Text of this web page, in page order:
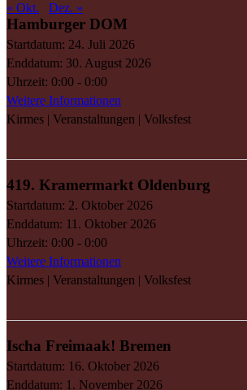
« Okt. Dez. »
Hamburger DOM
Startdatum: 24. Juli 2026
Enddatum: 30. August 2026
Uhrzeit: 0:00 - 0:00
Weitere Informationen
Kirmes | Veranstaltungen | Volksfest
419. Kramermarkt Oldenburg
Startdatum: 2. Oktober 2026
Enddatum: 11. Oktober 2026
Uhrzeit: 0:00 - 0:00
Weitere Informationen
Kirmes | Veranstaltungen | Volksfest
Ischa Freimaak! Bremen
Startdatum: 16. Oktober 2026
Enddatum: 1. November 2026